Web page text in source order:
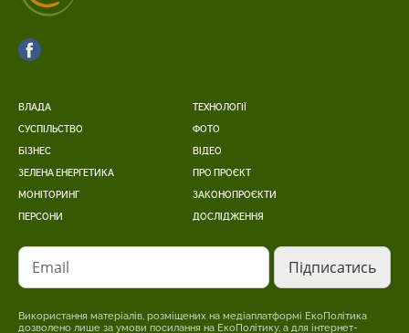
ВЛАДА
СУСПІЛЬСТВО
БІЗНЕС
ЗЕЛЕНА ЕНЕРГЕТИКА
МОНІТОРИНГ
ПЕРСОНИ
ТЕХНОЛОГІЇ
ФОТО
ВІДЕО
ПРО ПРОЄКТ
ЗАКОНОПРОЄКТИ
ДОСЛІДЖЕННЯ
Email
Використання матеріалів, розміщених на медіаплатформі ЕкоПолітика
дозволено лише за умови посилання на ЕкоПолітику, а для інтернет-